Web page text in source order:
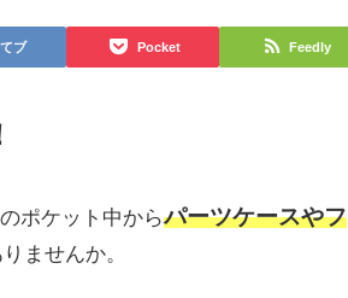
ブ Pocket Feedly
ポケット中からパーツケースやフ
ませんか。